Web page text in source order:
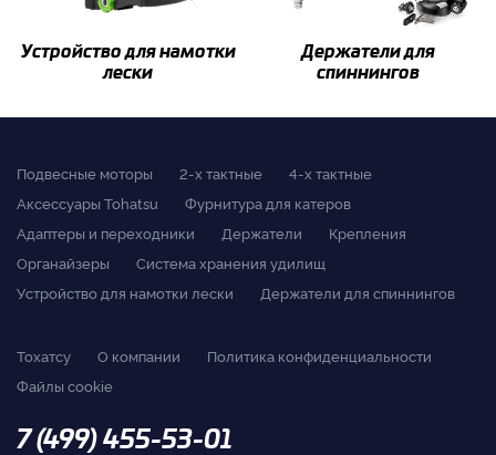
Устройство для намотки
лески
Держатели для
спиннингов
Подвесные моторы 2-x тактные
4-x тактные
Аксессуары Tohatsu
Фурнитура для катеров
Адаптеры и переходники
Держатели
Крепления
Органайзеры
Система хранения удилищ
Устройство для намотки лески
Держатели для спиннингов
Тохатсу О компании
Политика конфиденциальности
Файлы cookie
7 (499) 455-53-01